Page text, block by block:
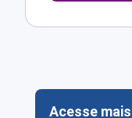
Acesse